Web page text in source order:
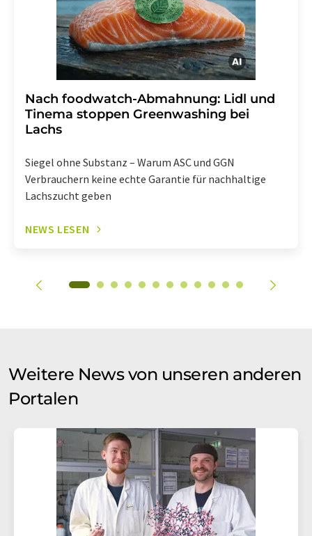
enthalten.
Nach foodwatch-Abmahnung: Lidl und
Tinema stoppen Greenwashing bei
Lachs
Siegel ohne Substanz – Warum ASC und GGN
Verbrauchern keine echte Garantie für nachhaltige
Lachszucht geben
NEWS LESEN
Weitere News von unseren anderen
Portalen